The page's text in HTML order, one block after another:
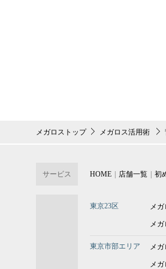
メガロストップ メガロス活用術
サービス HOME 店舗一覧 初
東京23区 メ
メ
東京市部エリア メ
メ